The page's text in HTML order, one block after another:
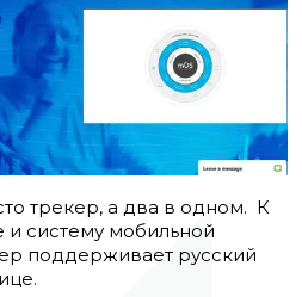
трекер, а два в одном. К
систему мобильной
поддерживает русский